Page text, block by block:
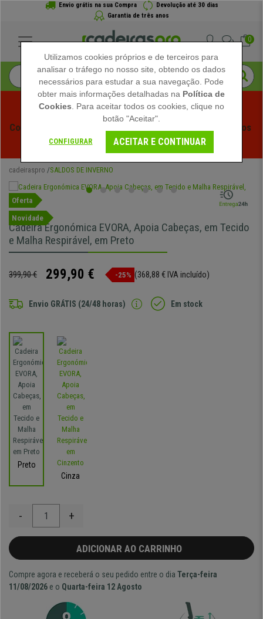
Envio grátis na sua Compra
Devolução até 30 dias
Garantia de três anos
0
Começam os Saldos de Verão em Cadeiraspro! Descontos
Exclusivos por Tempo Limitado - Ver Promoção
cadeiraspro SALDOS DE INVERNO
Oferta
Novidade
Cadeira Ergonómica EVORA, Apoia Cabeças, em Tecido
e Malha Respirável, em Preto
399,90 € 299,90 € -25% (368,88 € IVA incluído)
Envio GRÁTIS (24/48 horas) Em stock
Preto
Cinza
- +
ADICIONAR AO CARRINHO
Compre agora e receberá o seu pedido entre o dia Terça-feira
11/08/2026 e o Quarta-feira 12 Agosto
Utilizamos cookies próprios e de terceiros para
analisar o tráfego no nosso site, obtendo os dados
necessários para estudar a sua navegação. Pode
obter mais informações detalhadas na Política de
Cookies . Para aceitar todos os cookies, clique no
botão "Aceitar".
CONFIGURAR ACEITAR E CONTINUAR